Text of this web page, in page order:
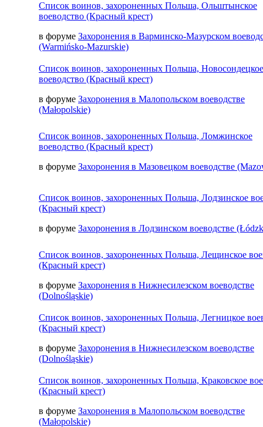
Список воинов, захороненных Польша, Ольштынское
воеводство (Красный крест)
в форуме Захоронения в Варминско-Мазурском
(Warmińsko-Mazurskie)
Список воинов, захороненных Польша, Новосондецкое
воеводство (Красный крест)
в форуме Захоронения в Малопольском воеводстве
(Małopolskie)
Список воинов, захороненных Польша, Ломжинское
воеводство (Красный крест)
в форуме Захоронения в Мазовецком воеводстве
Список воинов, захороненных Польша, Лодзинское
(Красный крест)
в форуме Захоронения в Лодзинском воеводстве
Список воинов, захороненных Польша, Лещинское
(Красный крест)
в форуме Захоронения в Нижнесилезском воеводстве
(Dolnośląskie)
Список воинов, захороненных Польша, Легницкое
(Красный крест)
в форуме Захоронения в Нижнесилезском воеводстве
(Dolnośląskie)
Список воинов, захороненных Польша, Краковское
(Красный крест)
в форуме Захоронения в Малопольском воеводстве
(Małopolskie)